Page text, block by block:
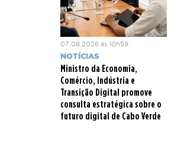
07.08.2026 às 10h59
NOTÍCIAS
Ministro da Economia,
Comércio, Indústria e
Transição Digital promove
consulta estratégica sobre o
futuro digital de Cabo Verde